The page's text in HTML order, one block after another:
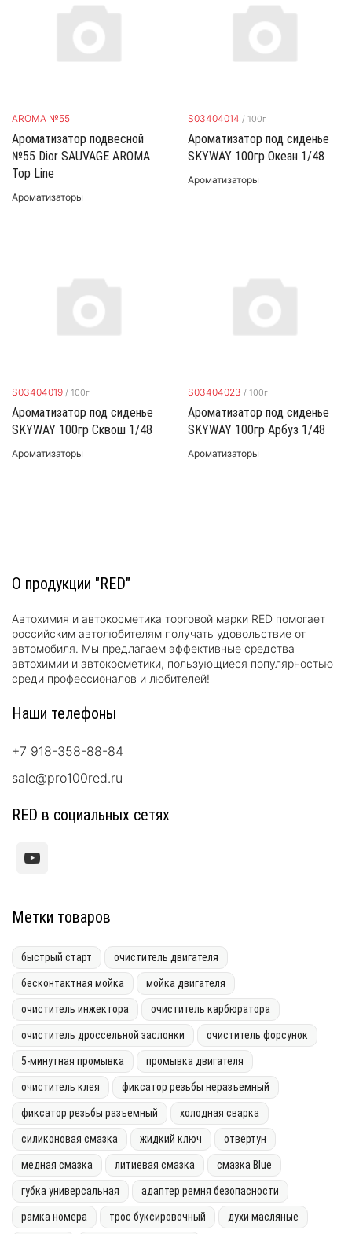
AROMA №55
Ароматизатор подвесной
№55 Dior SAUVAGE AROMA
Top Line
Ароматизаторы
S03404014 / 100г
Ароматизатор под сиденье
SKYWAY 100гр Океан 1/48
Ароматизаторы
S03404019 / 100г
Ароматизатор под сиденье
SKYWAY 100гр Сквош 1/48
Ароматизаторы
S03404023 / 100г
Ароматизатор под сиденье
SKYWAY 100гр Арбуз 1/48
Ароматизаторы
О продукции "RED"
Автохимия и автокосметика торговой марки RED помогает
российским автолюбителям получать удовольствие от
автомобиля. Мы предлагаем эффективные средства
автохимии и автокосметики, пользующиеся популярностью
среди профессионалов и любителей!
Наши телефоны
+7 918-358-88-84
sale@pro100red.ru
RED в социальных сетях
Метки товаров
быстрый старт очиститель двигателя
бесконтактная мойка мойка двигателя
очиститель инжектора очиститель карбюратора
очиститель дроссельной заслонки очиститель форсунок
5-минутная промывка промывка двигателя
очиститель клея фиксатор резьбы неразъемный
фиксатор резьбы разъемный холодная сварка
силиконовая смазка жидкий ключ отвертун
медная смазка литиевая смазка смазка Blue
губка универсальная адаптер ремня безопасности
рамка номера трос буксировочный духи масляные